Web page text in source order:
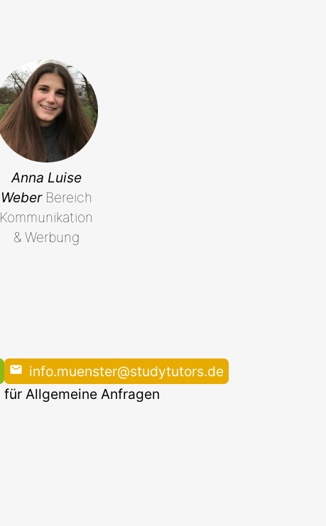
Anna Luise
Weber Bereich
Kommunikation
& Werbung
info.muenster@studytutors.de
für Allgemeine Anfragen